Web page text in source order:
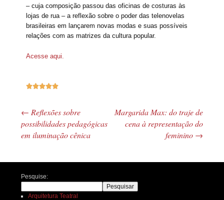
– cuja composição passou das oficinas de costuras às
lojas de rua – a reflexão sobre o poder das telenovelas
brasileiras em lançarem novas modas e suas possíveis
relações com as matrizes da cultura popular.
Acesse aqui.

Navegação de posts
← Reflexões sobre
possibilidades pedagógicas
em iluminação cênica
Margarida Max: do traje de
cena à representação do
feminino →
Pesquise:
Pesquisar
Arquitetura Teatral